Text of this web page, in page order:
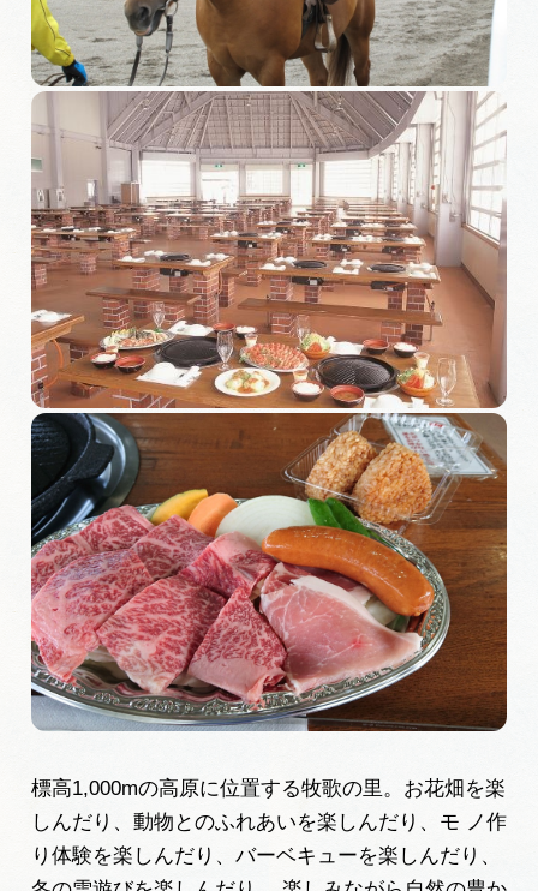
体験予約サイト「ＶＩＳＩＴ岐阜県」
岐阜県まるごと観光エリアガイド
岐阜県観光データベース
旅行会社・観光事業者の皆様へ
フォトライブラリー
動画ライブラリー
お問い合わせ
運営組織
広告掲載
サイトポリシー
標高1,000mの高原に位置する牧歌の⾥。お花畑を楽
しんだり、動物とのふれあいを楽しんだり、モ ノ作
り体験を楽しんだり、バーベキューを楽しんだり、